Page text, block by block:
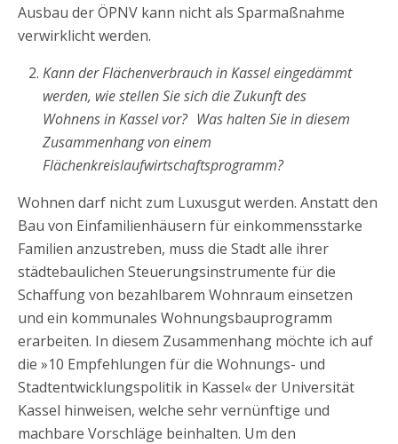
Ausbau der ÖPNV kann nicht als Sparmaßnahme
verwirklicht werden.
Kann der Flächenverbrauch in Kassel eingedämmt
werden, wie stellen Sie sich die Zukunft des
Wohnens in Kassel vor? Was halten Sie in diesem
Zusammenhang von einem
Flächenkreislaufwirtschaftsprogramm?
Wohnen darf nicht zum Luxusgut werden. Anstatt den
Bau von Einfamilienhäusern für einkommensstarke
Familien anzustreben, muss die Stadt alle ihrer
städtebaulichen Steuerungsinstrumente für die
Schaffung von bezahlbarem Wohnraum einsetzen
und ein kommunales Wohnungsbauprogramm
erarbeiten. In diesem Zusammenhang möchte ich auf
die »10 Empfehlungen für die Wohnungs- und
Stadtentwicklungspolitik in Kassel« der Universität
Kassel hinweisen, welche sehr vernünftige und
machbare Vorschläge beinhalten. Um den